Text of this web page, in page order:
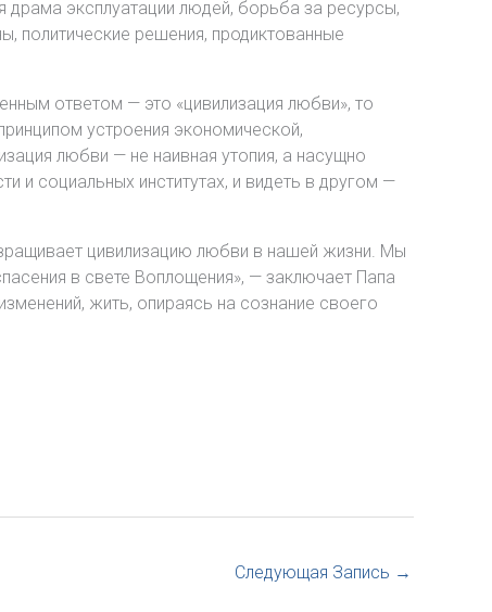
эксплуатации людей, борьба за ресурсы,
решения, продиктованные
ответом — это «цивилизация любви», то
устроения экономической,
любви — не наивная утопия, а насущно
и социальных институтах, и видеть в другом —
цивилизацию любви в нашей жизни. Мы
в свете Воплощения», — заключает Папа
жить, опираясь на сознание своего
Следующая Запись →